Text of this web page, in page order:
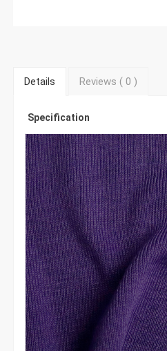
Details Reviews ( 0)
Specification